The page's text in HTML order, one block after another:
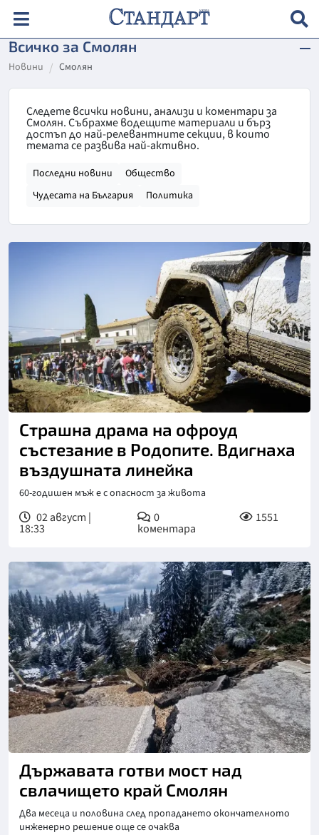
Всичко за Смолян
Новини Смолян
Следете всички новини, анализи и коментари за
Смолян. Събрахме водещите материали и бърз
достъп до най-релевантните секции, в които
темата се развива най-активно.
Последни новини
Общество
Чудесата на България
Политика
Страшна драма на офроуд
състезание в Родопите. Вдигнаха
въздушната линейка
60-годишен мъж е с опасност за живота
02 август |
18:33
0
коментара
1551
Снимка: БТА
Държавата готви мост над
свлачището край Смолян
Два месеца и половина след пропадането окончателното
инженерно решение още се очаква